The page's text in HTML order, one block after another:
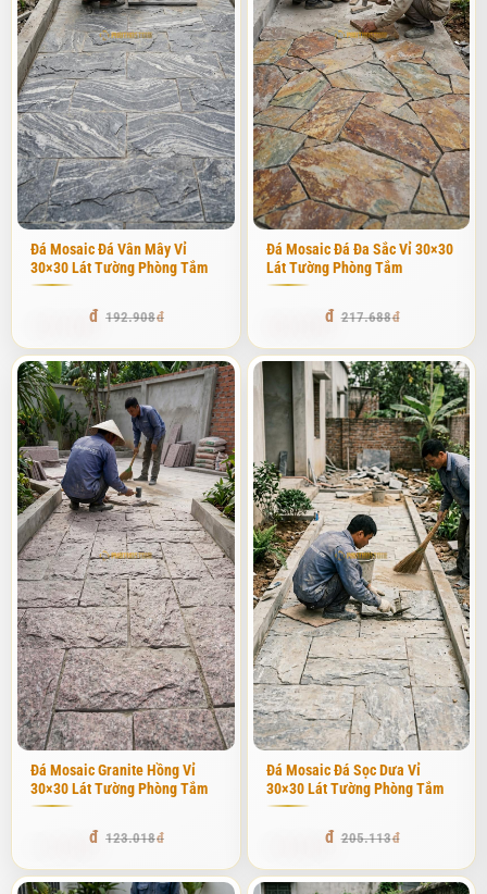
Đá Mosaic Đá Vân Mây Vỉ
30×30 Lát Tường Phòng Tắm
192.908
Đá Mosaic Đá Đa Sắc Vỉ 30×30
Lát Tường Phòng Tắm
217.688
Đá Mosaic Granite Hồng Vỉ
30×30 Lát Tường Phòng Tắm
123.018
Đá Mosaic Đá Sọc Dưa Vỉ
30×30 Lát Tường Phòng Tắm
205.113